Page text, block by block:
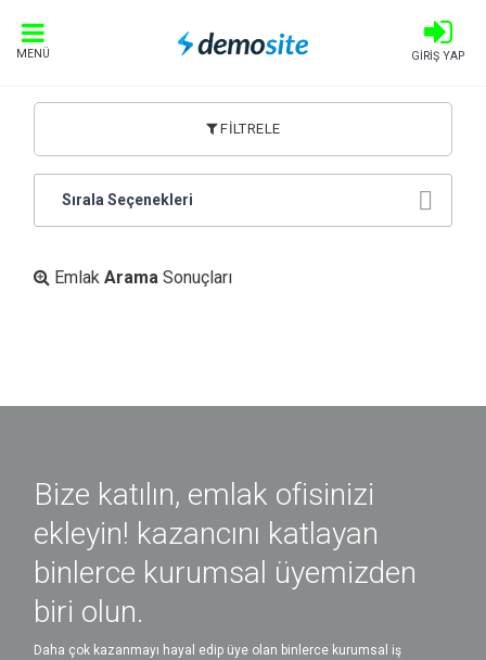
MENÜ GİRİŞ YAP
FİLTRELE
Sırala Seçenekleri
Emlak Arama Sonuçları
Bize katılın, emlak ofisinizi
ekleyin! kazancını katlayan
binlerce kurumsal üyemizden
biri olun.
Daha çok kazanmayı hayal edip üye olan binlerce kurumsal iş